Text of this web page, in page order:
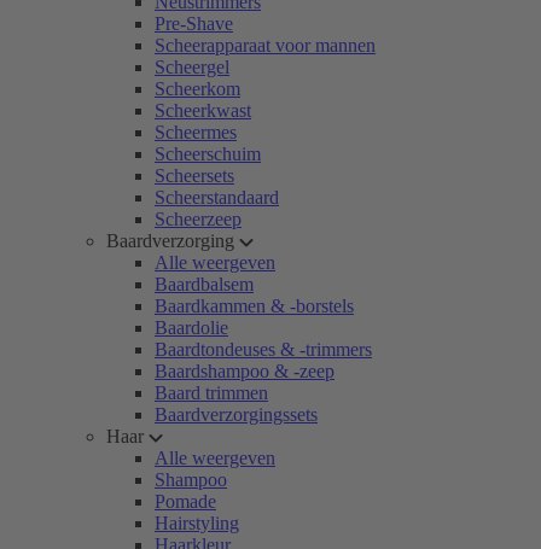
Pre-Shave
Scheerapparaat voor mannen
Scheergel
Scheerkom
Scheerkwast
Scheermes
Scheerschuim
Scheersets
Scheerstandaard
Scheerzeep
Baardverzorging
Alle weergeven
Baardbalsem
Baardkammen & -borstels
Baardolie
Baardtondeuses & -trimmers
Baardshampoo & -zeep
Baard trimmen
Baardverzorgingssets
Haar
Alle weergeven
Shampoo
Pomade
Hairstyling
Haarkleur